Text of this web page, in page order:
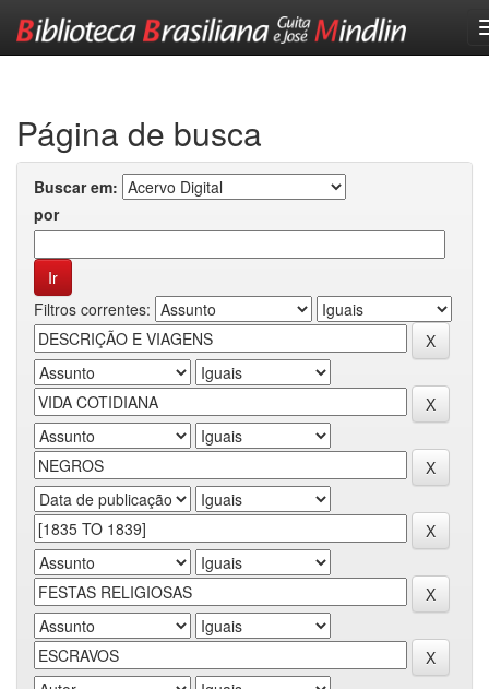
Página de busca
Buscar em:
por
Filtros correntes: